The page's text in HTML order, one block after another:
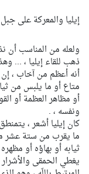
إيليا والمعركة على
ولعله من المناسب أن
ذهب للقاء إيليا ، ...
أنه أعظم من آخاب ، إن
متاع أو ما يلبس من
أو مظاهر العظمة أو
ونفسه ، .
كان إيليا أشعر ،
ما يقرب من ستة عشر
ثيابه أو بهاؤه أو
يغطي الحمقى